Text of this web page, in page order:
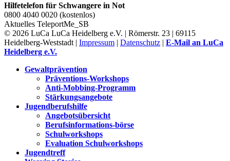
Hilfetelefon für Schwangere in Not
0800 4040 0020 (kostenlos)
Aktuelles TeleportMe_SB
© 2026 LuCa LuCa Heidelberg e.V. | Römerstr. 23 | 69115
Heidelberg-Weststadt | Impressum | Datenschutz | E-Mail an LuCa
Heidelberg e.V.
Gewaltprävention
Präventions-Workshops
Anti-Mobbing-Programm
Stärkungsangebote
Jugendberufshilfe
Angebotsübersicht
Berufsinformations-börse
Schulworkshops
Evaluation Schulworkshops
Jugendtreff